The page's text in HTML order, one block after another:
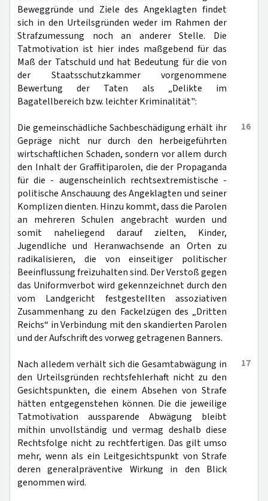
Beweggründe und Ziele des Angeklagten findet
sich in den Urteilsgründen weder im Rahmen der
Strafzumessung noch an anderer Stelle. Die
Tatmotivation ist hier indes maßgebend für das
Maß der Tatschuld und hat Bedeutung für die von
der Staatsschutzkammer vorgenommene
Bewertung der Taten als „Delikte im
Bagatellbereich bzw. leichter Kriminalität":
16
Die gemeinschädliche Sachbeschädigung erhält ihr
Gepräge nicht nur durch den herbeigeführten
wirtschaftlichen Schaden, sondern vor allem durch
den Inhalt der Graffitiparolen, die der Propaganda
für die - augenscheinlich rechtsextremistische -
politische Anschauung des Angeklagten und seiner
Komplizen dienten. Hinzu kommt, dass die Parolen
an mehreren Schulen angebracht wurden und
somit naheliegend darauf zielten, Kinder,
Jugendliche und Heranwachsende an Orten zu
radikalisieren, die von einseitiger politischer
Beeinflussung freizuhalten sind. Der Verstoß gegen
das Uniformverbot wird gekennzeichnet durch den
vom Landgericht festgestellten assoziativen
Zusammenhang zu den Fackelzügen des „Dritten
Reichs“ in Verbindung mit den skandierten Parolen
und der Aufschrift des vorweg getragenen Banners.
17
Nach alledem verhält sich die Gesamtabwägung in
den Urteilsgründen rechtsfehlerhaft nicht zu den
Gesichtspunkten, die einem Absehen von Strafe
hätten entgegenstehen können. Die die jeweilige
Tatmotivation aussparende Abwägung bleibt
mithin unvollständig und vermag deshalb diese
Rechtsfolge nicht zu rechtfertigen. Das gilt umso
mehr, wenn als ein Leitgesichtspunkt von Strafe
deren generalpräventive Wirkung in den Blick
genommen wird.